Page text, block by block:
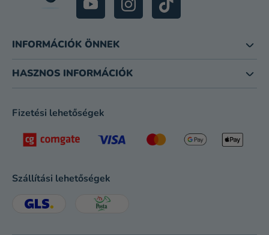
INFORMÁCIÓK ÖNNEK
HASZNOS INFORMÁCIÓK
Fizetési lehetőségek
Szállítási lehetőségek